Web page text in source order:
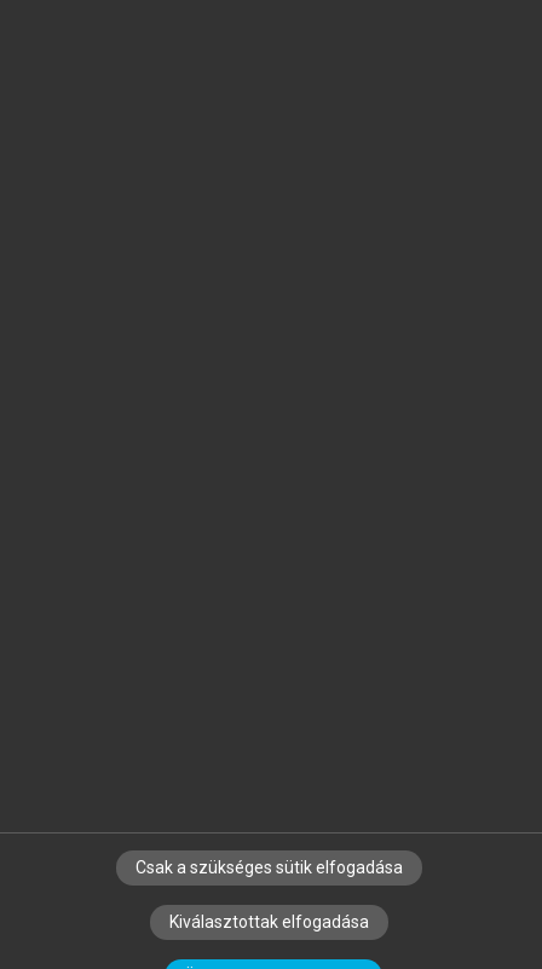
SZERZŐKNEK CÉGEKNEK KÖNYVTÁROSOKNAK
SZERKESZTÉSI ÉS LEKTORÁLÁSI ALAPELVEK
Csak a szükséges sütik elfogadása
Kiválasztottak elfogadása